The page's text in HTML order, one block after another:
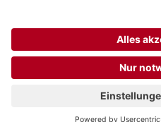
Newsletter abonnieren